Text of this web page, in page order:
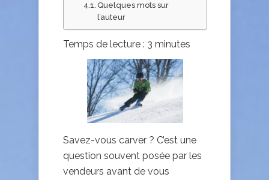
Quelques mots sur
l’auteur
Temps de lecture : 3 minutes
Savez-vous carver ? C’est une
question souvent posée par les
vendeurs avant de vous